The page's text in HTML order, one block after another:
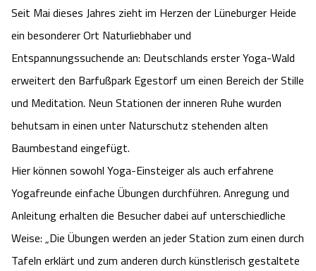
Camping
Urlaub auf dem Bauernhof
Urlaub mit Hund
Anreise
Kataloge
Videos
Reiten
Kutschen
Regionale Küche
HeideSpezialitäten
Unterkünfte
Naturhotels
Wildpark Lüneburger Heide
Wildpark Schwarze Berge
Otter Zentrum
Wildpark Müden
Snow World Bispingen
Ralf Schumacher Kart & Bowl
Das verrückte Haus
Kulinarisches Celle
Unterkünfte Celle
Veranstaltungen & Führungen Celle
Seit Mai dieses Jahres zieht im Herzen der Lüneburger Heide
ein besonderer Ort Naturliebhaber und
Entspannungssuchende an: Deutschlands erster Yoga-Wald
erweitert den Barfußpark Egestorf um einen Bereich der Stille
und Meditation. Neun Stationen der inneren Ruhe wurden
behutsam in einen unter Naturschutz stehenden alten
Baumbestand eingefügt.
Hier können sowohl Yoga-Einsteiger als auch erfahrene
Yogafreunde einfache Übungen durchführen. Anregung und
Anleitung erhalten die Besucher dabei auf unterschiedliche
Weise: „Die Übungen werden an jeder Station zum einen durch
Tafeln erklärt und zum anderen durch künstlerisch gestaltete